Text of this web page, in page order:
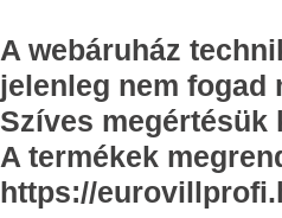
A webáruház
jelenleg nem fogad
Szíves megértésük
A termékek
https://